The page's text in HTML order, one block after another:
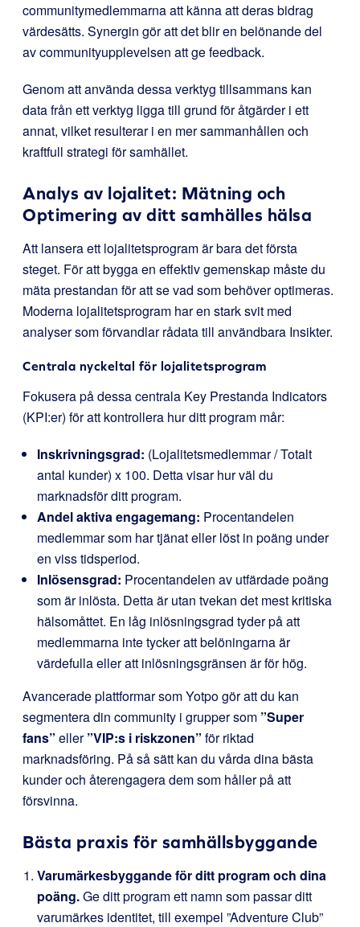
communitymedlemmarna att känna att deras bidrag
värdesätts. Synergin gör att det blir en belönande del
av communityupplevelsen att ge feedback.
Genom att använda dessa verktyg tillsammans kan
data från ett verktyg ligga till grund för åtgärder i ett
annat, vilket resulterar i en mer sammanhållen och
kraftfull strategi för samhället.
Analys av lojalitet: Mätning och
Optimering av ditt samhälles hälsa
Att lansera ett lojalitetsprogram är bara det första
steget. För att bygga en effektiv gemenskap måste du
mäta prestandan för att se vad som behöver optimeras.
Moderna lojalitetsprogram har en stark svit med
analyser som förvandlar rådata till användbara Insikter.
Centrala nyckeltal för lojalitetsprogram
Fokusera på dessa centrala Key Prestanda Indicators
(KPI:er) för att kontrollera hur ditt program mår:
Inskrivningsgrad: (Lojalitetsmedlemmar / Totalt
antal kunder) x 100. Detta visar hur väl du
marknadsför ditt program.
Andel aktiva engagemang: Procentandelen
medlemmar som har tjänat eller löst in poäng under
en viss tidsperiod.
Inlösensgrad: Procentandelen av utfärdade poäng
som är inlösta. Detta är utan tvekan det mest kritiska
hälsomåttet. En låg inlösningsgrad tyder på att
medlemmarna inte tycker att belöningarna är
värdefulla eller att inlösningsgränsen är för hög.
Avancerade plattformar som Yotpo gör att du kan
segmentera din community i grupper som ”Super
fans” eller”VIP:s i riskzonen” för riktad
marknadsföring. På så sätt kan du vårda dina bästa
kunder och återengagera dem som håller på att
försvinna.
Bästa praxis för samhällsbyggande
Varumärkesbyggande för ditt program och dina
poäng.Ge ditt program ett namn som passar ditt
varumärkes identitet, till exempel ”Adventure Club”